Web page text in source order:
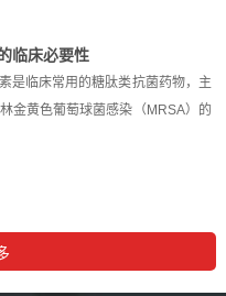
临床必要性
是临床常用的糖肽类抗菌药物，主
金黄色葡萄球菌感染（MRSA）的